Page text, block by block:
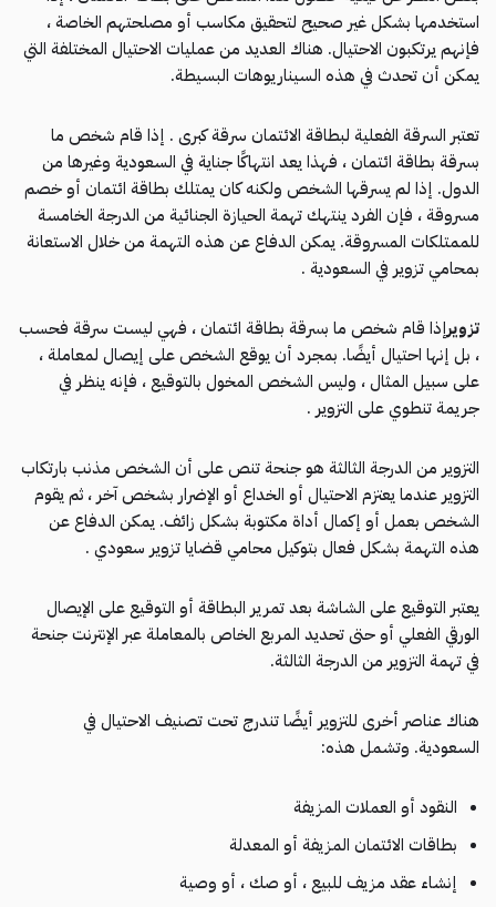
استخدمها بشكل غير صحيح لتحقيق مكاسب أو مصلحتهم الخاصة ،
فإنهم يرتكبون الاحتيال. هناك العديد من عمليات الاحتيال المختلفة التي
يمكن أن تحدث في هذه السيناريوهات البسيطة.
تعتبر السرقة الفعلية لبطاقة الائتمان سرقة كبرى . إذا قام شخص ما
بسرقة بطاقة ائتمان ، فهذا يعد انتهاكًا جناية في السعودية وغيرها من
الدول. إذا لم يسرقها الشخص ولكنه كان يمتلك بطاقة ائتمان أو خصم
مسروقة ، فإن الفرد ينتهك تهمة الحيازة الجنائية من الدرجة الخامسة
للممتلكات المسروقة. يمكن الدفاع عن هذه التهمة من خلال الاستعانة
بمحامي تزوير في السعودية .
تزويرإذا قام شخص ما بسرقة بطاقة ائتمان ، فهي ليست سرقة فحسب
، بل إنها احتيال أيضًا. بمجرد أن يوقع الشخص على إيصال لمعاملة ،
على سبيل المثال ، وليس الشخص المخول بالتوقيع ، فإنه ينظر في
جريمة تنطوي على التزوير .
التزوير من الدرجة الثالثة هو جنحة تنص على أن الشخص مذنب بارتكاب
التزوير عندما يعتزم الاحتيال أو الخداع أو الإضرار بشخص آخر ، ثم يقوم
الشخص بعمل أو إكمال أداة مكتوبة بشكل زائف. يمكن الدفاع عن
هذه التهمة بشكل فعال بتوكيل محامي قضايا تزوير سعودي .
يعتبر التوقيع على الشاشة بعد تمرير البطاقة أو التوقيع على الإيصال
الورقي الفعلي أو حتى تحديد المربع الخاص بالمعاملة عبر الإنترنت جنحة
في تهمة التزوير من الدرجة الثالثة.
هناك عناصر أخرى للتزوير أيضًا تندرج تحت تصنيف الاحتيال في
السعودية. وتشمل هذه:
النقود أو العملات المزيفة
بطاقات الائتمان المزيفة أو المعدلة
إنشاء عقد مزيف للبيع ، أو صك ، أو وصية